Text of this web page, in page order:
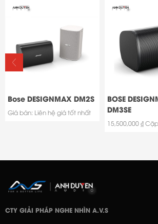
Bose DESIGNMAX DM2S
Giá bán: Liên hệ giá tốt nhất
BOSE
DM3SE
15,500,000 ₫ Cặp
CTY GIẢI PHÁP NGHE NHÌN A.V.S